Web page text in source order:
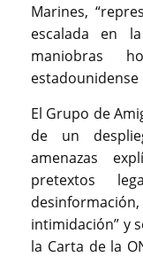
Marines,
escalada en
maniobras
estadounidense
El Grupo de
de un
amenazas
pretextos
intimidación” y
la Carta de la